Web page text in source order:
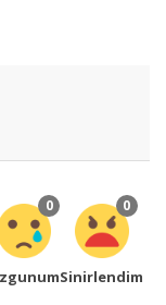
0 0
Sinirlendim